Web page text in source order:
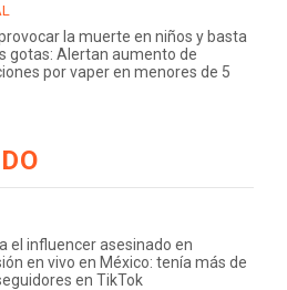
la muerte en niños y basta
gotas: Alertan aumento de
por vaper en menores de 5
el influencer asesinado en
en vivo en México: tenía más de
en TikTok